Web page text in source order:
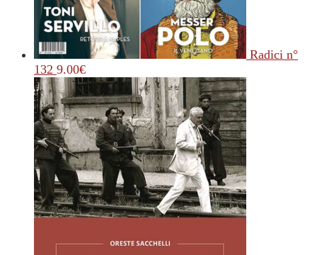
Radici n°
132 9.00€